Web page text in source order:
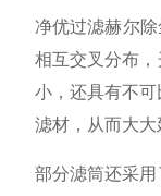
净优过滤赫尔
相互交叉分布
小，还具有不
滤材，从而大
部分滤筒还采